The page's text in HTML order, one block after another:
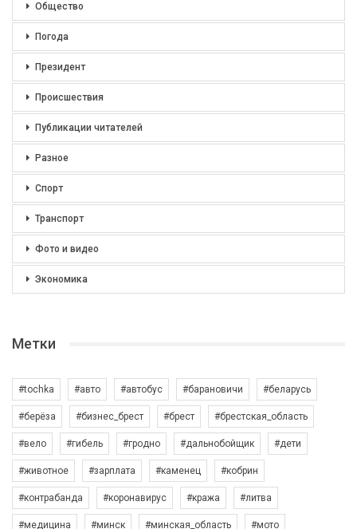
Общество
Погода
Президент
Происшествия
Публикации читателей
Разное
Спорт
Транспорт
Фото и видео
Экономика
Метки
#tochka #авто #автобус #барановичи #беларусь
#берёза #бизнес_брест #брест #брестская_область
#вело #гибель #гродно #дальнобойщик #дети
#животное #зарплата #каменец #кобрин
#контрабанда #коронавирус #кража #литва
#медицина #минск #минская_область #мото